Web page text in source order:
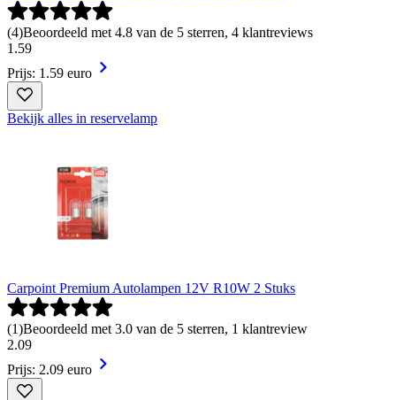
(4)Beoordeeld met 4.8 van de 5 sterren, 4 klantreviews
1 .59
Prijs: 1.59 euro
Bekijk alles in reservelamp
Carpoint Premium Autolampen 12V R10W 2 Stuks
(1)Beoordeeld met 3.0 van de 5 sterren, 1 klantreview
2.09
Prijs: 2.09 euro